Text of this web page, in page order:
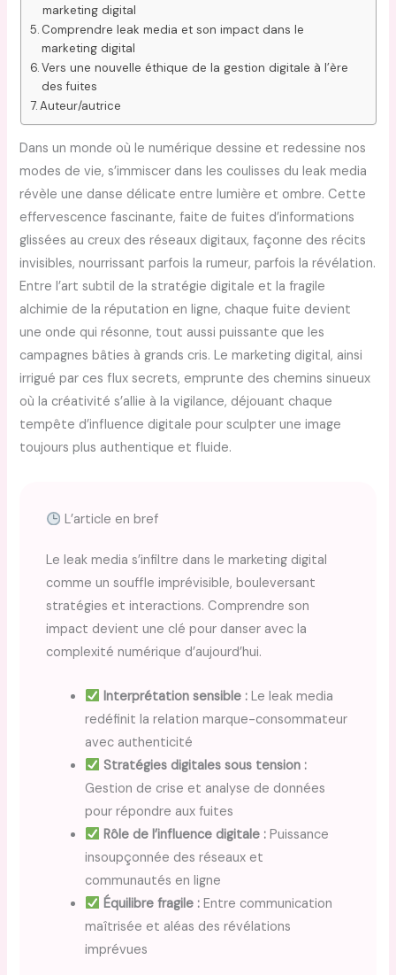
marketing digital
Comprendre leak media et son impact dans le
marketing digital
Vers une nouvelle éthique de la gestion digitale à l’ère
des fuites
Auteur/autrice
Dans un monde où le numérique dessine et redessine nos
modes de vie, s’immiscer dans les coulisses du leak media
révèle une danse délicate entre lumière et ombre. Cette
effervescence fascinante, faite de fuites d’informations
glissées au creux des réseaux digitaux, façonne des récits
invisibles, nourrissant parfois la rumeur, parfois la révélation.
Entre l’art subtil de la stratégie digitale et la fragile
alchimie de la réputation en ligne, chaque fuite devient
une onde qui résonne, tout aussi puissante que les
campagnes bâties à grands cris. Le marketing digital, ainsi
irrigué par ces flux secrets, emprunte des chemins sinueux
où la créativité s’allie à la vigilance, déjouant chaque
tempête d’influence digitale pour sculpter une image
toujours plus authentique et fluide.
L’article en bref
Le leak media s’infiltre dans le marketing digital
comme un souffle imprévisible, bouleversant
stratégies et interactions. Comprendre son
impact devient une clé pour danser avec la
complexité numérique d’aujourd’hui.
Interprétation sensible :Le leak media
redéfinit la relation marque-consommateur
avec authenticité
Stratégies digitales sous tension :
Gestion de crise et analyse de données
pour répondre aux fuites
Rôle de l’influence digitale :Puissance
insoupçonnée des réseaux et
communautés en ligne
Équilibre fragile :Entre communication
maîtrisée et aléas des révélations
imprévues